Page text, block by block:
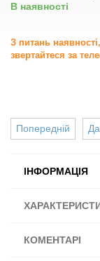
В наявності
З питань
звертайтеся за
Попередній
ІНФОРМАЦІЯ
КОМЕНТАРІ